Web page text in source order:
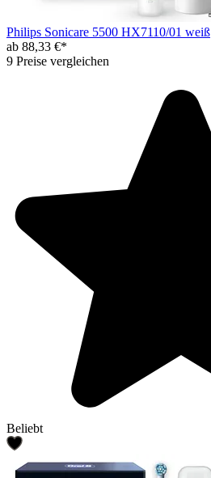
Philips Sonicare 5500 HX7110/01 weiß
ab 88,33 €*
9 Preise vergleichen
Beliebt